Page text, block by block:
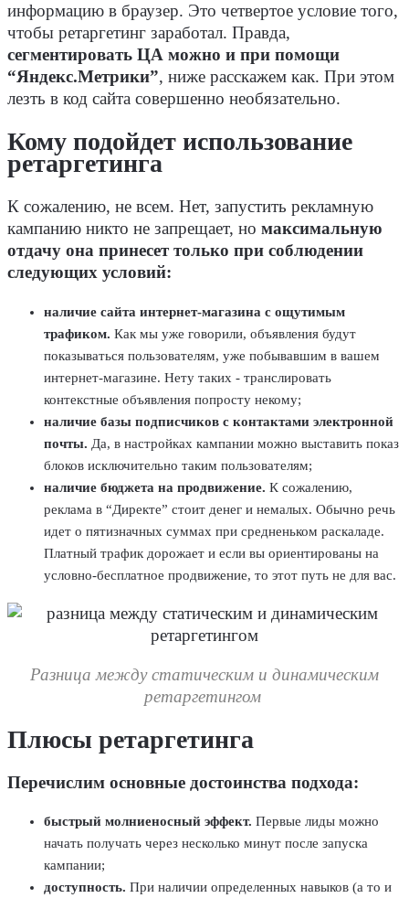
информацию в браузер. Это четвертое условие того,
чтобы ретаргетинг заработал. Правда,
сегментировать ЦА можно и при помощи
“Яндекс.Метрики”, ниже расскажем как. При этом
лезть в код сайта совершенно необязательно.
Кому подойдет использование
ретаргетинга
К сожалению, не всем. Нет, запустить рекламную
кампанию никто не запрещает, но максимальную
отдачу она принесет только при соблюдении
следующих условий:
наличие сайта интернет-магазина с ощутимым
трафиком. Как мы уже говорили, объявления будут
показываться пользователям, уже побывавшим в вашем
интернет-магазине. Нету таких - транслировать
контекстные объявления попросту некому;
наличие базы подписчиков с контактами электронной
почты. Да, в настройках кампании можно выставить показ
блоков исключительно таким пользователям;
наличие бюджета на продвижение. К сожалению,
реклама в “Директе” стоит денег и немалых. Обычно речь
идет о пятизначных суммах при средненьком раскаладе.
Платный трафик дорожает и если вы ориентированы на
условно-бесплатное продвижение, то этот путь не для вас.
Разница между статическим и динамическим
ретаргетингом
Плюсы ретаргетинга
Перечислим основные достоинства подхода:
быстрый молниеносный эффект. Первые лиды можно
начать получать через несколько минут после запуска
кампании;
доступность. При наличии определенных навыков (а то и